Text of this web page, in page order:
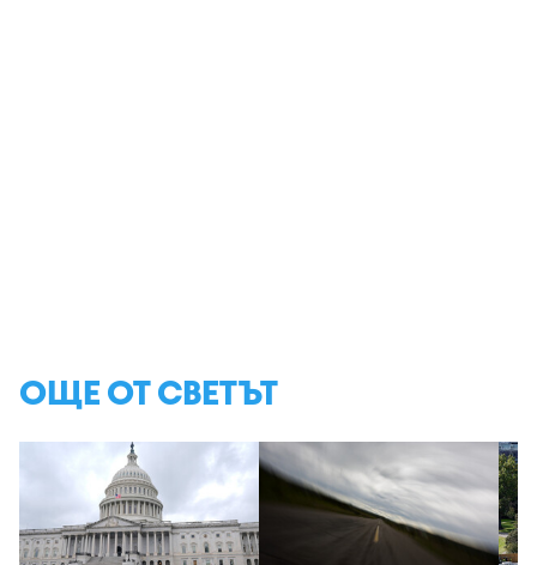
ОЩЕ ОТ СВЕТЪТ